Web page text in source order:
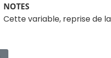
NOTES
Cette variable, reprise de